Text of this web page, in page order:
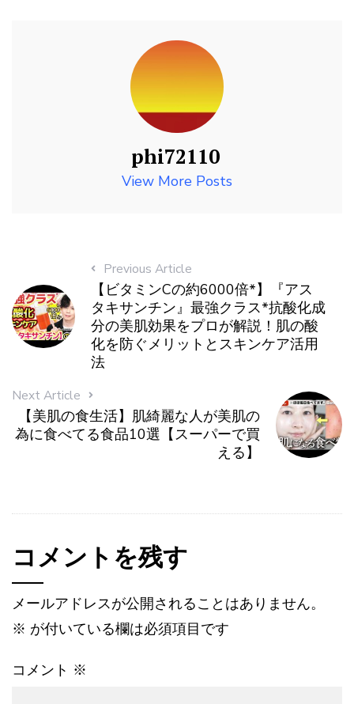
phi72110
View More Posts
Previous Article
【ビタミンCの約6000倍*】『アス
タキサンチン』最強クラス*抗酸化成
分の美肌効果をプロが解説！肌の酸
化を防ぐメリットとスキンケア活用
法
Next Article
【美肌の食生活】肌綺麗な人が美肌の
為に食べてる食品10選【スーパーで買
える】
コメントを残す
メールアドレスが公開されることはありません。
※ が付いている欄は必須項目です
コメント ※